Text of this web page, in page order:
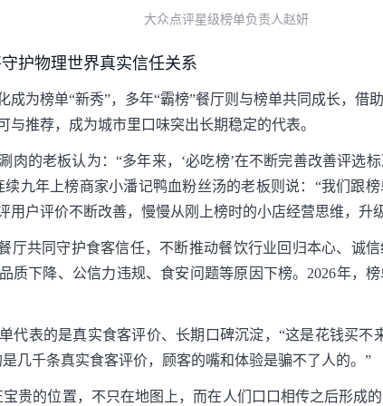
大众点评星级榜单负责人赵妍
护物理世界真实信任关系
成为榜单“新秀”，多年“霸榜”餐厅则与榜单共同成长，借
与推荐，成为城市里口味突出长期稳定的代表。
肉的老板认为：“多年来，‘必吃榜’在不断完善改善评选
续九年上榜商家小潘记鸭血粉丝汤的老板则说：“我们跟
用户评价不断改善，慢慢从刚上榜时的小店经营思维，升
厅共同守护食客信任，不断推动餐饮行业回归本心、诚
质下降、公信力违规、食安问题等原因下榜。2026年，
代表的是真实食客评价、长期口碑沉淀，“这是花钱买不
几千条真实食客评价，顾客的嘴和体验是骗不了人的。”
贵的位置，不只在地图上，而在人们口口相传之后形成